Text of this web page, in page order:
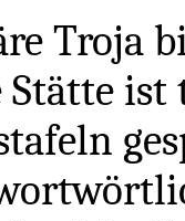
Troja
Stätte